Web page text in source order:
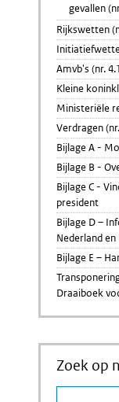
gevallen
Rijkswetten
Amvb's (nr.
Kleine
Ministeriële
Verdragen
Bijlage A -
Bijlage B -
Bijlage C -
president
Bijlage D –
Nederland en
Bijlage E –
Draaiboek
Zoek op